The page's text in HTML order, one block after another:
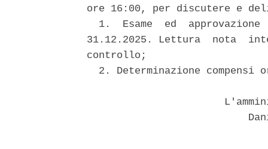
ore 16:00, per discutere e
1.  Esame  ed  approvazione
31.12.2025. Lettura  nota
controllo;
2. Determinazione compensi